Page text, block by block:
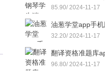
85.90/ 2024-11-17
油葱学堂app手机
32.20/ 2024-11-17
翻译资格准题库
96.80/ 2024-11-17